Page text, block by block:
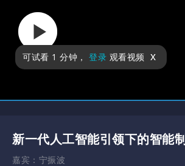
可试看 1 分钟 ， 登录 观看视频 x
新一代人工智能引领下的智能
嘉宾： 宁振波